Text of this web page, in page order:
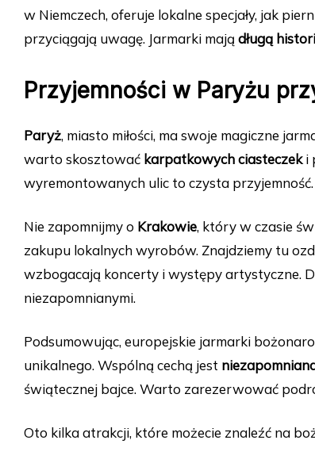
w Niemczech, oferuje lokalne specjały, jak
przyciągają uwagę. Jarmarki mają długą
Przyjemności w Paryżu
Paryż, miasto miłości, ma swoje magiczne
warto skosztować karpatkowych ciasteczeki
wyremontowanych ulic to czysta przyjemność.
Nie zapomnijmy o Krakowie, który w czasie
zakupu lokalnych wyrobów. Znajdziemy tu
wzbogacają koncerty i występy artystyczne.
niezapomnianymi.
Podsumowując, europejskie jarmarki
unikalnego. Wspólną cechą jest
świątecznej bajce. Warto zarezerwować
Oto kilka atrakcji, które możecie znaleźć na